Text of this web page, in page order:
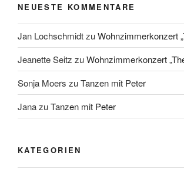
NEUESTE KOMMENTARE
Jan LochschmidtzuWohnzimmerkonzert
Jeanette Seitz zuWohnzimmerkonzert
Sonja Moers zuTanzen mit Peter
JanazuTanzen mit Peter
KATEGORIEN